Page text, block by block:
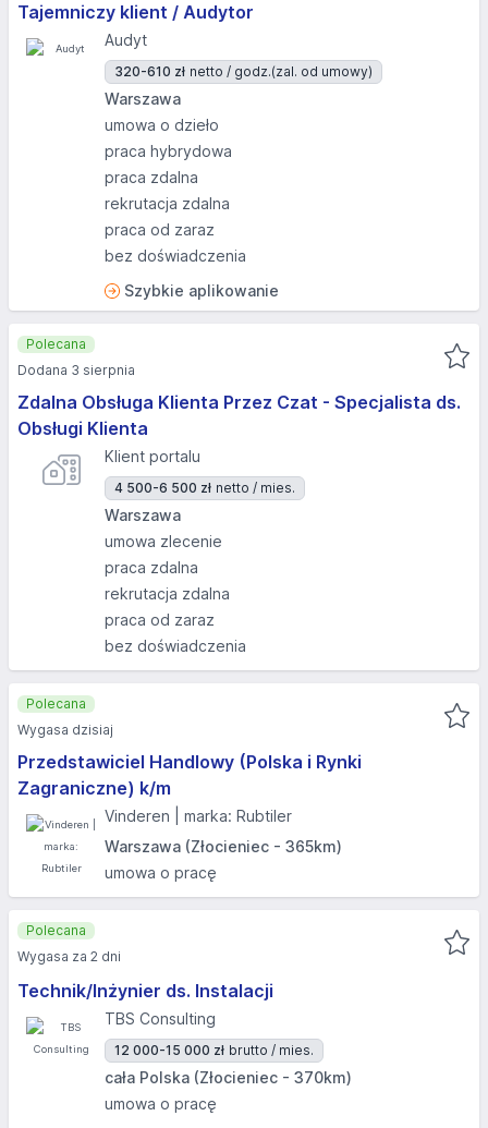
Tajemniczy klient / Audytor
Audyt
320-610 zł netto / godz.(zal. od umowy)
Warszawa
umowa o dzieło
praca hybrydowa
praca zdalna
rekrutacja zdalna
praca od zaraz
bez doświadczenia
Szybkie aplikowanie
Zdalna Obsługa Klienta Przez Czat - Specjalista ds.
Obsługi Klienta
Klient portalu
4 500-6 500 zł netto / mies.
Warszawa
umowa zlecenie
praca zdalna
rekrutacja zdalna
praca od zaraz
bez doświadczenia
Polecana
Dodana 3 sierpnia
Przedstawiciel Handlowy (Polska i Rynki
Zagraniczne) k/m
Vinderen | marka: Rubtiler
Warszawa (Złocieniec - 365km)
umowa o pracę
Polecana
Wygasa dzisiaj
Technik/Inżynier ds. Instalacji
TBS Consulting
12 000-15 000 zł brutto / mies.
cała Polska (Złocieniec - 370km)
umowa o pracę
Polecana
Wygasa za 2 dni